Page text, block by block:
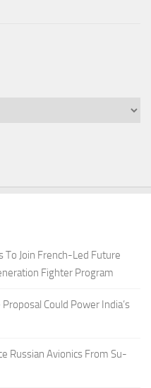
Join French-Led Future
Fighter Program
Could Power India’s
Russian Avionics From Su-